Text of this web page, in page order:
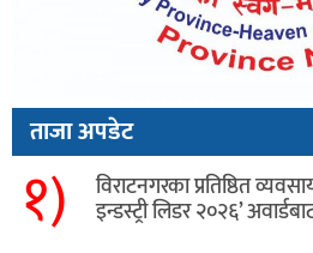
ताजा अपडेट
१) विराटनगरका प्रतिष्ठित
इन्डस्ट्री लिडर २०२६’